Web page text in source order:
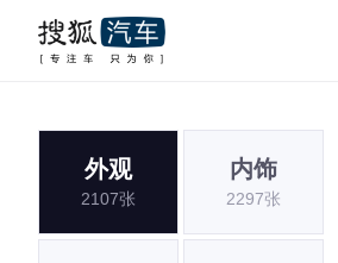
外观
2107张
内饰
2297张